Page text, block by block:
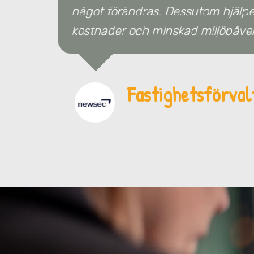
något förändras. Dessutom
kostnader och minskad